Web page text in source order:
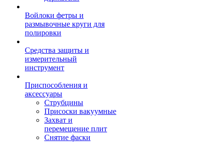
Войлоки фетры и
размывочные круги для
полировки
Средства защиты и
измерительный
инструмент
Приспособления и
аксессуары
Струбцины
Присоски вакуумные
Захват и
перемещение плит
Снятие фаски